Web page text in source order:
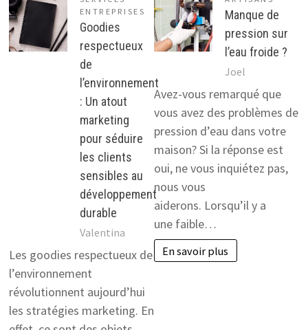
ENTREPRISES
Goodies
respectueux
de
l’environnement
: Un atout
marketing
pour séduire
les clients
sensibles au
développement
durable
Valentina
Les goodies respectueux de
l’environnement
révolutionnent aujourd’hui
les stratégies marketing. En
Manque de
pression sur
l’eau froide ?
Joel
Avez-vous remarqué que
vous avez des problèmes de
pression d’eau dans votre
maison? Si la réponse est
oui, ne vous inquiétez pas,
nous vous
aiderons. Lorsqu’il y a
une faible…
En savoir plus